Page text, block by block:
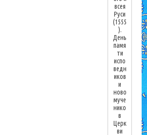
всея
Руси
(1555
).
День
памя
ти
испо
ведн
иков
и
ново
муче
нико
в
Церк
ви